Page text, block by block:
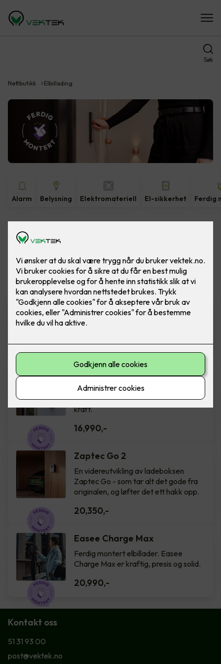
Søk
Nettbutikk Elbillading
Alarm Belysning Elektromateriell El-sikkerhet Ferdig
Vis flerefiltre
Zaptec Go
Ferdig montert elbillader - Zaptec Go
16,990,-
Easee Charge Up
Ferdig montert elbillader. Easee
Charge UP er liten, smart og full av
kraft.
16,990,-
Zaptec Go 2
En videreutvikling av ladeboksen
Zaptec Go - som tar alt det gode fra
originalen, og løfter det ett hakk opp.
20,350,-
Easee Charge Max
Ferdig montert elbillader. Easee
Charge Max er kraftig, presis og solid.
20,990,-
Kontakt oss
51 31 93 00
post@vektek.no